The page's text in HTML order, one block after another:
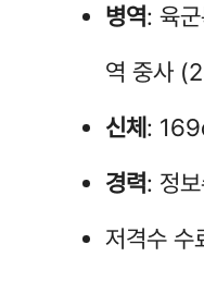
병역: 육
역 중사
신체 :
경력: 정
저격수 수